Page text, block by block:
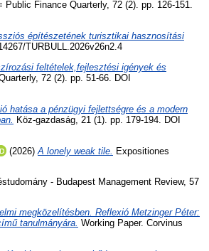
Public Finance Quarterly, 72 (2). pp. 126-151.
építészetének turisztikai hasznosítási
TURBULL.2026v26n2.4
feltételek,fejlesztési igények és
72 (2). pp. 51-66. DOI
hatása a pénzügyi fejlettségre és a modern
Köz-gazdaság, 21 (1). pp. 179-194. DOI
(2026) A lonely weak tile. Expositiones
- Budapest Management Review, 57
megközelítésben. Reflexió Metzinger Péter:
tanulmányára. Working Paper. Corvinus